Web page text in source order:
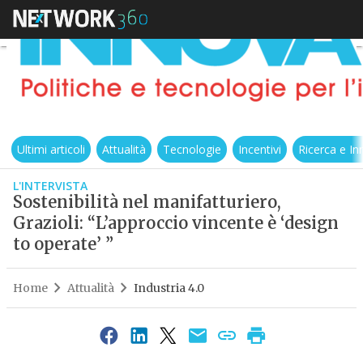
Ultimi articoli Attualità Tecnologie Incentivi Ricerca e
L'INTERVISTA
Sostenibilità nel manifatturiero,
Grazioli: “L’approccio vincente è ‘design
to operate’ ”
Home Attualità Industria 4.0